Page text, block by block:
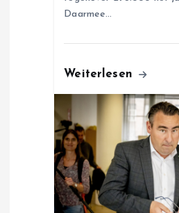
Daarmee…
Weiterlesen